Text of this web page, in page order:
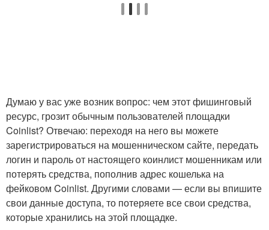
Думаю у вас уже возник вопрос: чем этот фишинговый
ресурс, грозит обычным пользователей площадки
Coinlist? Отвечаю: переходя на него вы можете
зарегистрироваться на мошенническом сайте, передать
логин и пароль от настоящего коинлист мошенникам или
потерять средства, пополнив адрес кошелька на
фейковом Coinlist. Другими словами — если вы впишите
свои данные доступа, то потеряете все свои средства,
которые хранились на этой площадке.